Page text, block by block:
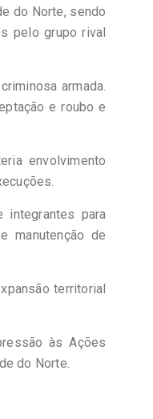
do Norte, sendo
pelo grupo rival
armada.
e roubo e
envolvimento
integrantes para
manutenção de
territorial
às Ações
do Norte.